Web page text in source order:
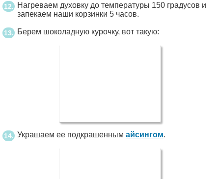
Нагреваем духовку до температуры 150 градусов и
запекаем наши корзинки 5 часов.
Берем шоколадную курочку, вот такую:
Украшаем ее подкрашенным айсингом.